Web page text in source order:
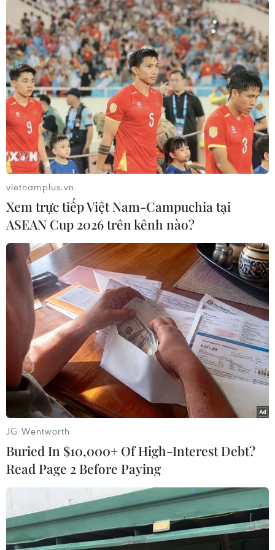
AstraZeneca tại Việt Nam cho biết, hai bên sẽ
tiếp tục tăng cường các mối quan hệ hợp tác và
phát triển trong nghiên cứu thử nghiệm lâm
sàng, đào tạo và điều trị bệnh nhân ung thư với
Bệnh viện K. Những kết quả đôi bên đạt được
sẽ tiếp tục thúc đẩy để tạo ra nhiều thành quả
khoa học mang tính đột phá.
Giáo sư Trần Văn Thuấn - Giám đốc Bệnh viện K
chia sẻ, việc hợp tác với các đại diện đến từ
Chính phủ và Bộ Y tế sẽ góp phần đẩy mạnh hơn
nữa công tác phòng chống và điều trị ung thư,
hỗ trợ bệnh viện có được nguồn nhân sự chất
lượng cao.
Thông qua đó, đội ngũ nhân viên có các kỹ
năng, chuyên môn và kiến thức để có thể cung
cấp dịch vụ y tế chất lượng cao cho bệnh nhân,
từ đó giúp nâng cao sức khỏe và cải thiện chất
lượng sống của người dân Việt Nam.../.
(Vietnam+)
vietnamplus.vn
Xem trực tiếp Việt Nam-Campuchia tại
ASEAN Cup 2026 trên kênh nào?
JG Wentworth
Buried In $10,000+ Of High-Interest Debt?
Read Page 2 Before Paying